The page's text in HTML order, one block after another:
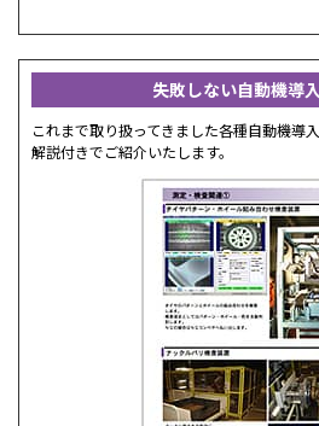
失敗しない自動機導
これまで取り扱ってきました各種自動機導
解説付きでご紹介いたします。